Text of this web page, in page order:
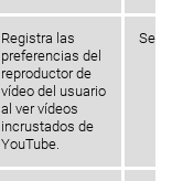
Registra las
preferencias del
reproductor de
vídeo del usuario
al ver vídeos
incrustados de
YouTube.